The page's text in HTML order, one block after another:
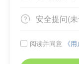
 安全提问(
 阅读并同意 《